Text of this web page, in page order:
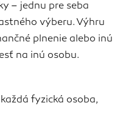
– jednu pre seba
výberu. Výhru
plnenie alebo inú
na inú osobu.
fyzická osoba,